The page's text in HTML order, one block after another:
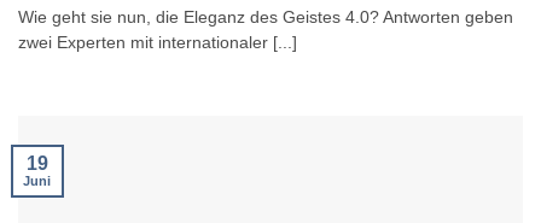
Wie geht sie nun, die Eleganz des Geistes 4.0? Antworten geben
zwei Experten mit internationaler [...]
19
Juni